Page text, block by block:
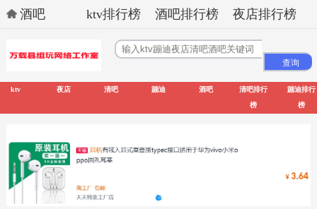
酒吧 ktv排行榜 酒吧排行榜 夜店排行榜
ktv 夜店 清吧 蹦迪 酒吧
清吧排行
榜
蹦迪排行
榜